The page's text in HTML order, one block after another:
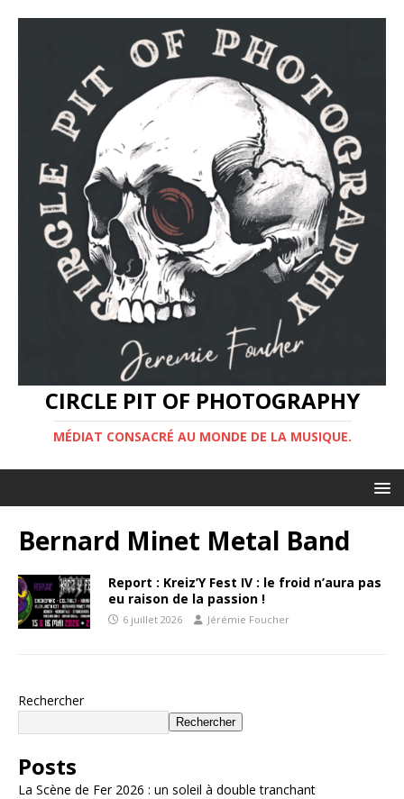
CIRCLE PIT OF PHOTOGRAPHY
MÉDIAT CONSACRÉ AU MONDE DE LA MUSIQUE.
Bernard Minet Metal Band
Report : Kreiz’Y Fest IV : le froid n’aura pas
eu raison de la passion !
6 juillet 2026 Jérémie Foucher
Rechercher
Rechercher
Posts
La Scène de Fer 2026 : un soleil à double tranchant